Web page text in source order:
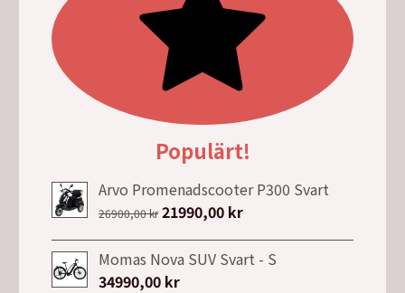
Populärt!
Arvo Promenadscooter P300 Svart
26900,00kr Det
ursprungliga
priset
var:
21990,00 kr
nuvarande
priset
Momas Nova SUV Svart - S
34990,00 kr